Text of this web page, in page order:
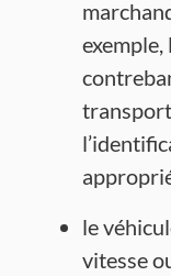
exemple,
le
vitesse